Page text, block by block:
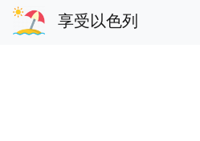
享受以色列